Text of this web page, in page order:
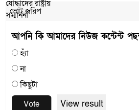
ভোট জরিপ
আপনি কি আমাদের নিউজ কন্টেন্ট
হ্যাঁ
না
কিছুটা
Vote
View result